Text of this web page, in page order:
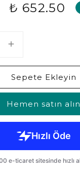
₺ 652.50
Sepete Ekleyin
Hemen satın alın